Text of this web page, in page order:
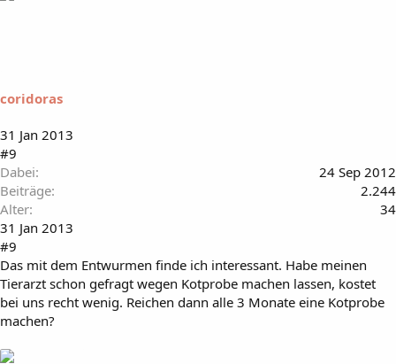
coridoras
31 Jan 2013
#9
Dabei
24 Sep 2012
Beiträge
2.244
Alter
34
31 Jan 2013
#9
Das mit dem Entwurmen finde ich interessant. Habe meinen
Tierarzt schon gefragt wegen Kotprobe machen lassen, kostet
bei uns recht wenig. Reichen dann alle 3 Monate eine Kotprobe
machen?